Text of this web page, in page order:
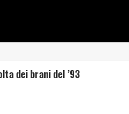
dei brani del ’93